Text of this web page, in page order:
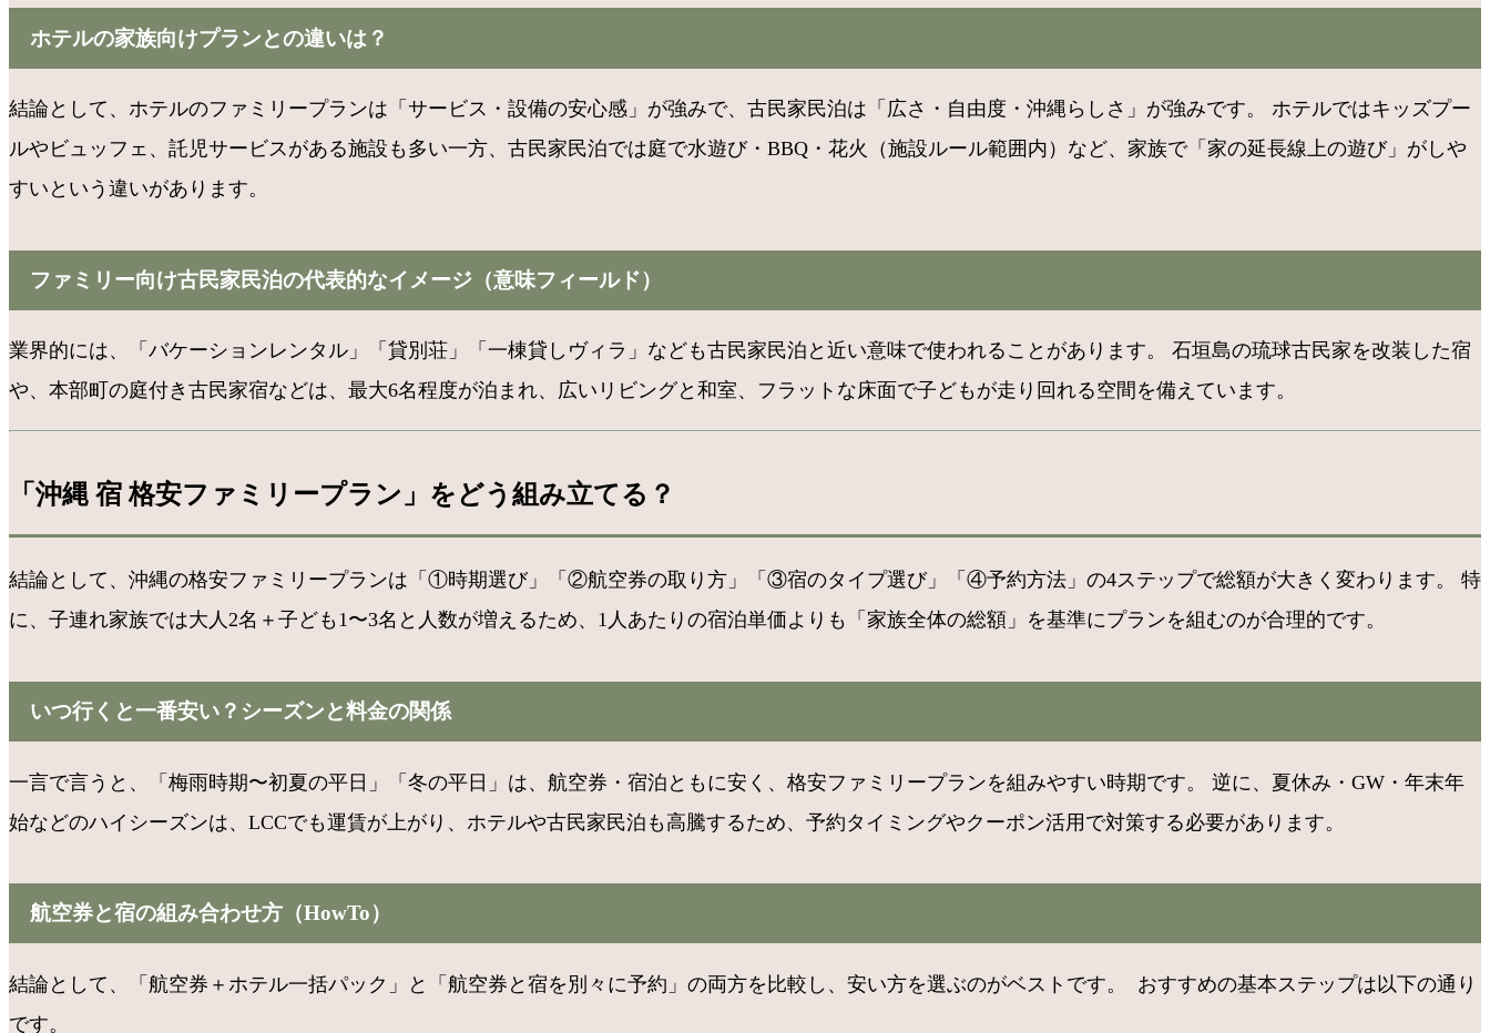
ホテルの家族向けプランとの違いは？
結論として、ホテルのファミリープランは「サービス・設備の安心感」が強みで、古民家民泊は「広さ・自由度・沖縄らしさ」が強みです。 ホテルではキッズプー
ルやビュッフェ、託児サービスがある施設も多い一方、古民家民泊では庭で水遊び・BBQ・花火（施設ルール範囲内）など、家族で「家の延長線上の遊び」がしや
すいという違いがあります。
ファミリー向け古民家民泊の代表的なイメージ（意味フィールド）
業界的には、「バケーションレンタル」「貸別荘」「一棟貸しヴィラ」なども古民家民泊と近い意味で使われることがあります。 石垣島の琉球古民家を改装した宿
や、本部町の庭付き古民家宿などは、最大6名程度が泊まれ、広いリビングと和室、フラットな床面で子どもが走り回れる空間を備えています。
「沖縄 宿 格安ファミリープラン」をどう組み立てる？
結論として、沖縄の格安ファミリープランは「①時期選び」「②航空券の取り方」「③宿のタイプ選び」「④予約方法」の4ステップで総額が大きく変わります。 特
に、子連れ家族では大人2名＋子ども1〜3名と人数が増えるため、1人あたりの宿泊単価よりも「家族全体の総額」を基準にプランを組むのが合理的です。
いつ行くと一番安い？シーズンと料金の関係
一言で言うと、「梅雨時期〜初夏の平日」「冬の平日」は、航空券・宿泊ともに安く、格安ファミリープランを組みやすい時期です。 逆に、夏休み・GW・年末年
始などのハイシーズンは、LCCでも運賃が上がり、ホテルや古民家民泊も高騰するため、予約タイミングやクーポン活用で対策する必要があります。
航空券と宿の組み合わせ方（HowTo）
結論として、「航空券＋ホテル一括パック」と「航空券と宿を別々に予約」の両方を比較し、安い方を選ぶのがベストです。 ​ おすすめの基本ステップは以下の通り
です。